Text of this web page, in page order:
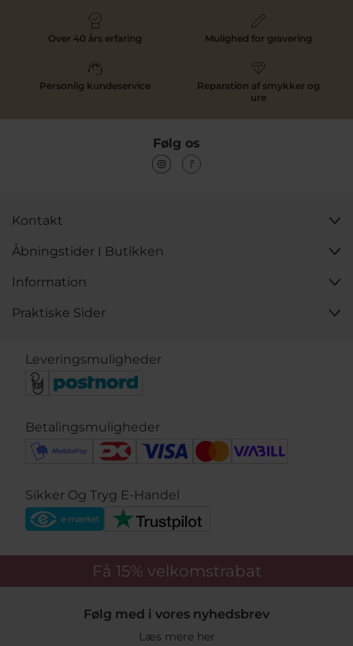
Når du handler STINE A ringe hos Pind J. Design, køber
du hos en autoriseret forhandler med mange års
Find din næste STINE A ring her på siden og vælg det
Over 40 års erfaring Mulighed for gravering
Personlig kundeservice
Reparation af smykker og
ure
Følg os
Kontakt
Åbningstider I Butikken
Information
Praktiske Sider
Leveringsmuligheder
Betalingsmuligheder
Sikker Og Tryg E-Handel
Få 15% velkomstrabat
Følg med i vores nyhedsbrev
Læs mere her